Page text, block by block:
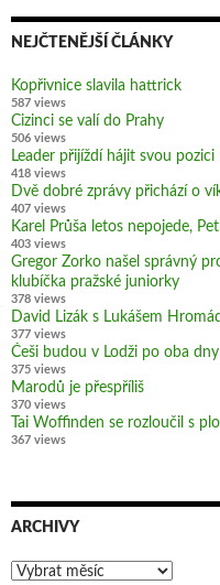
NEJČTENĚJŠÍ ČLÁNKY
Kopřivnice slavila hattrick
587 views
Cizinci se valí do Prahy
506 views
Leader přijíždí hájit svou
418 views
Dvě dobré zprávy přichází o
407 views
Karel Průša letos nepojede,
403 views
Gregor Zorko našel správný
klubíčka pražské juniorky
378 views
David Lizák s Lukášem
377 views
Češi budou v Lodži po oba dny
375 views
Marodů je přespříliš
370 views
Tai Woffinden se rozloučil s
367 views
ARCHIVY
Archivy